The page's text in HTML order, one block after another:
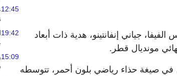
جياني إنفانتينو، هدية ذات أبعاد
مونديال قطر.
في صيغة حذاء رياضي بلون أحمر، تتوسطه
12:45
19:42
15:09